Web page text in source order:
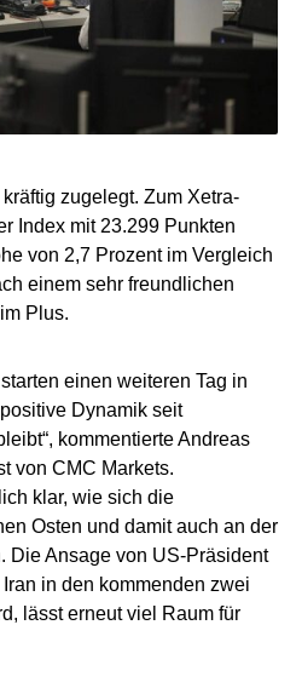
zugelegt. Zum Xetra-
Index mit 23.299 Punkten
von 2,7 Prozent im Vergleich
einem sehr freundlichen
Plus.
einen weiteren Tag in
Dynamik seit
kommentierte Andreas
von CMC Markets.
klar, wie sich die
Osten und damit auch an der
Die Ansage von US-Präsident
in den kommenden zwei
lässt erneut viel Raum für